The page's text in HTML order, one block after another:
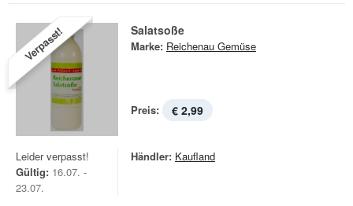
Verpasst! Salatsoße
Marke: Reichenau Gemüse
Preis: € 2,99
Leider verpasst!
Gültig: 16.07. -
23.07.
Händler: Kaufland